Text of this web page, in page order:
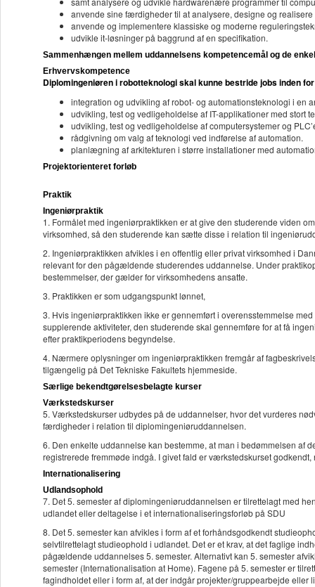
anvende sine færdigheder til at analysere, designe og
anvende og implementere klassiske og moderne
udvikle it-løsninger på baggrund af en specifikation.
Sammenhængen mellem uddannelsens kompetencemål og de
Erhvervskompetence
Diplomingeniøren i robotteknologi skal kunne bestride jobs inden
integration og udvikling af robot- og automationsteknologi i en
udvikling, test og vedligeholdelse af IT-applikationer med stort
udvikling, test og vedligeholdelse af computersystemer og
rådgivning om valg af teknologi ved indførelse af automation.
planlægning af arkitekturen i større installationer med
Projektorienteret forløb
Praktik
Ingeniørpraktik
1. Formålet med ingeniørpraktikken er at give den studerende viden
virksomhed, så den studerende kan sætte disse i relation til
2. Ingeniørpraktikken afvikles i en offentlig eller privat virksomhed i
relevant for den pågældende studerendes uddannelse. Under
bestemmelser, der gælder for virksomhedens ansatte.
3. Praktikken er som udgangspunkt lønnet,
3. Hvis ingeniørpraktikken ikke er gennemført i overensstemmelse
supplerende aktiviteter, den studerende skal gennemføre for at få
efter praktikperiodens begyndelse.
4. Nærmere oplysninger om ingeniørpraktikken fremgår af
tilgængelig på Det Tekniske Fakultets hjemmeside.
Særlige bekendtgørelsesbelagte kurser
Værkstedskurser
5. Værkstedskurser udbydes på de uddannelser, hvor det vurderes
færdigheder i relation til diplomingeniøruddannelsen.
6. Den enkelte uddannelse kan bestemme, at man i bedømmelsen
registrerede fremmøde indgå. I givet fald er værkstedskurset
Internationalisering
Udlandsophold
7. Det 5. semester af diplomingeniøruddannelsen er tilrettelagt med
udlandet eller deltagelse i et internationaliseringsforløb på SDU
8. Det 5. semester kan afvikles i form af et forhåndsgodkendt
selvtilrettelagt studieophold i udlandet. Det er et krav, at det faglige
pågældende uddannelses 5. semester. Alternativt kan 5. semester
semester (Internationalisation at Home). Fagene på 5. semester er
fagindholdet eller i form af, at der indgår projekter/gruppearbejde